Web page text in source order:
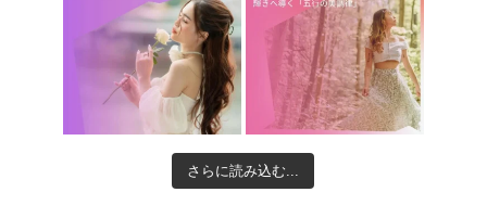
さらに読み込む...